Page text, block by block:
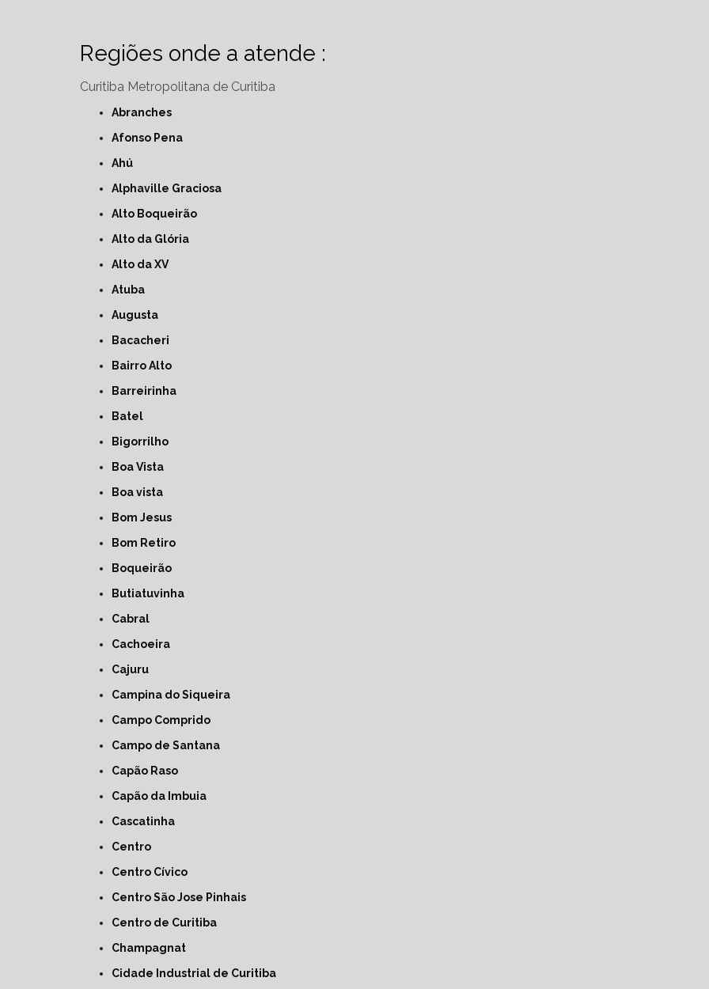
Regiões onde a atende :
Curitiba Metropolitana de Curitiba
Abranches
Afonso Pena
Ahú
Alphaville Graciosa
Alto Boqueirão
Alto da Glória
Alto da XV
Atuba
Augusta
Bacacheri
Bairro Alto
Barreirinha
Batel
Bigorrilho
Boa Vista
Boa vista
Bom Jesus
Bom Retiro
Boqueirão
Butiatuvinha
Cabral
Cachoeira
Cajuru
Campina do Siqueira
Campo Comprido
Campo de Santana
Capão Raso
Capão da Imbuia
Cascatinha
Centro
Centro Cívico
Centro São Jose Pinhais
Centro de Curitiba
Champagnat
Cidade Industrial de Curitiba